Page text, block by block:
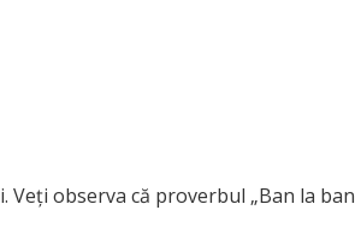
observa că proverbul „Ban la ban